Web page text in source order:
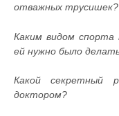
отважных трусишек?
Каким видом спорта
ей нужно было
Какой секретный
доктором?